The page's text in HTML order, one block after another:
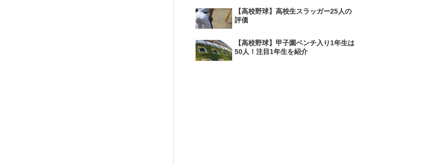
【高校野球】高校生スラッガー25人の
評価
【高校野球】甲子園ベンチ入り1年生は
50人！注目1年生を紹介